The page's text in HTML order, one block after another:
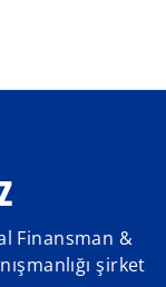
Finansman &
şirket